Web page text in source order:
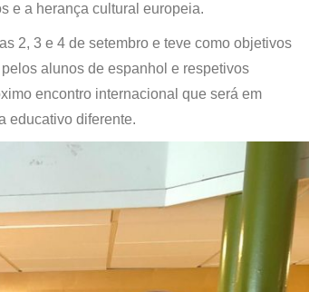
e a herança cultural europeia.
2, 3 e 4 de setembro e teve como objetivos
alunos de espanhol e respetivos
encontro internacional que será em
educativo diferente.